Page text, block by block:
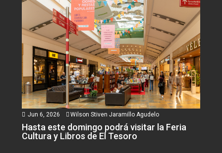
Jun 6, 2026 Wilson Stiven Jaramillo Agudelo
Hasta este domingo podrá visitar la Feria
Cultura y Libros de El Tesoro